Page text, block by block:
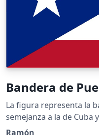
Bandera de
La figura representa la
semejanza a la de Cuba
puertorriqueños que
Ramón